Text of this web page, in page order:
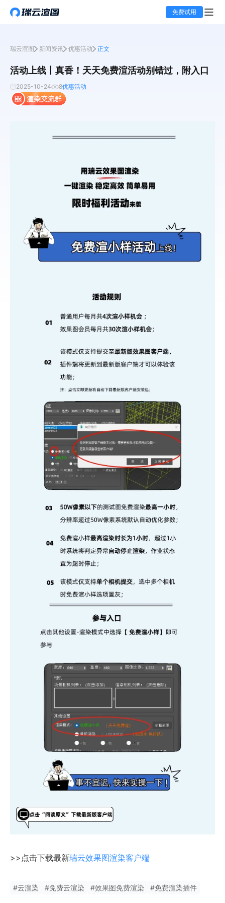
免费试用
瑞云渲图 新闻资讯 优惠活动 正文
活动上线丨真香！天天免费渲活动别错过，附入口
2025-10-24 8优惠活动
>>点击下载最新瑞云效果图渲染客户端
#云渲染 #免费云渲染 #效果图免费渲染 #免费渲染插件